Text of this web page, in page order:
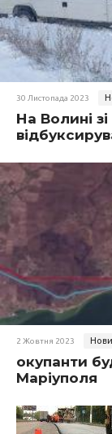
30 Листопада 2023
На Волині
2 Жовтня 2023
окупанти
Маріуполя